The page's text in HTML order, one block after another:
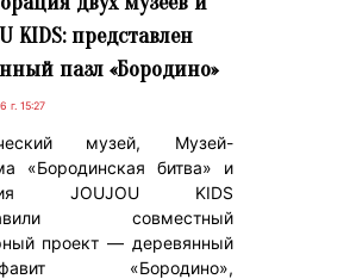
KIDS: представлен
пазл «Бородино»
г. 15:27
музей, Музей-
«Бородинская битва» и
JOUJOU KIDS
совместный
проект — деревянный
«Бородино»,